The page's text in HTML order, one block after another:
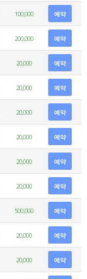
100,000 예약
200,000 예약
20,000 예약
20,000 예약
20,000 예약
20,000 예약
20,000 예약
20,000 예약
500,000 예약
20,000 예약
20,000 예약